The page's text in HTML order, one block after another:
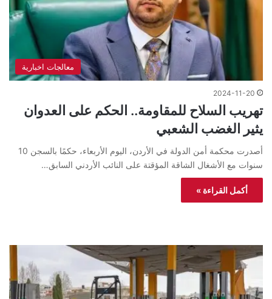
معالجات اخبارية
2024-11-20
تهريب السلاح للمقاومة.. الحكم على العدوان
يثير الغضب الشعبي
أصدرت محكمة أمن الدولة في الأردن، اليوم الأربعاء، حكمًا بالسجن 10
سنوات مع الأشغال الشاقة المؤقتة على النائب الأردني السابق…
أكمل القراءة »